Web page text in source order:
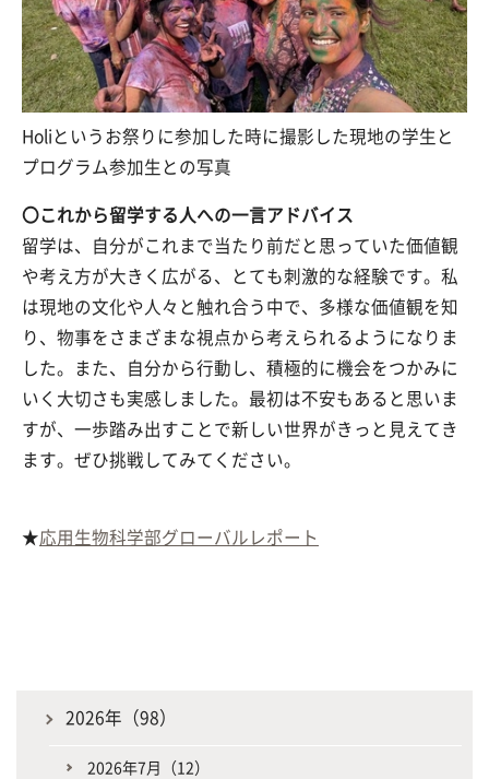
Holiというお祭りに参加した時に撮影した現地の学生と
プログラム参加生との写真
〇これから留学する人への一言アドバイス
留学は、自分がこれまで当たり前だと思っていた価値観
や考え方が大きく広がる、とても刺激的な経験です。私
は現地の文化や人々と触れ合う中で、多様な価値観を知
り、物事をさまざまな視点から考えられるようになりま
した。また、自分から行動し、積極的に機会をつかみに
いく大切さも実感しました。最初は不安もあると思いま
すが、一歩踏み出すことで新しい世界がきっと見えてき
ます。ぜひ挑戦してみてください。
★応用生物科学部グローバルレポート
2026年（98）
2026年7月（12）